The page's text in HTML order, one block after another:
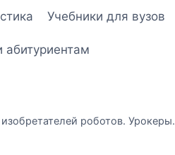
Учебники для вузов
роботов. Урокеры.